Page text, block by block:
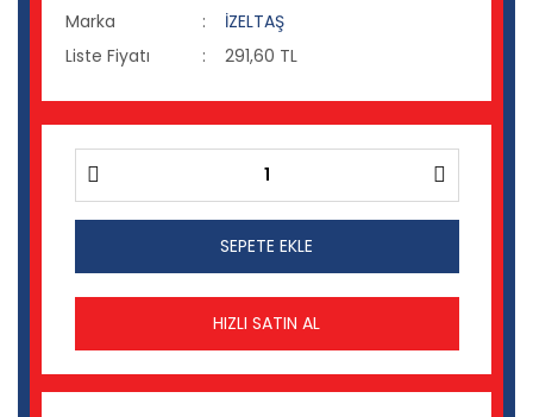
Marka
İZELTAŞ
Liste Fiyatı
291,60 TL
SEPETE EKLE
HIZLI SATIN AL